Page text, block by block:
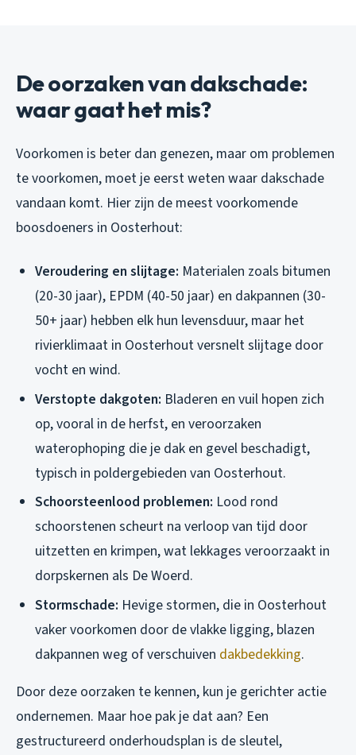
De oorzaken van dakschade:
waar gaat het mis?
Voorkomen is beter dan genezen, maar om problemen
te voorkomen, moet je eerst weten waar dakschade
vandaan komt. Hier zijn de meest voorkomende
boosdoeners in Oosterhout:
Veroudering en slijtage: Materialen zoals bitumen
(20-30 jaar), EPDM (40-50 jaar) en dakpannen (30-
50+ jaar) hebben elk hun levensduur, maar het
rivierklimaat in Oosterhout versnelt slijtage door
vocht en wind.
Verstopte dakgoten: Bladeren en vuil hopen zich
op, vooral in de herfst, en veroorzaken
waterophoping die je dak en gevel beschadigt,
typisch in poldergebieden van Oosterhout.
Schoorsteenlood problemen: Lood rond
schoorstenen scheurt na verloop van tijd door
uitzetten en krimpen, wat lekkages veroorzaakt in
dorpskernen als De Woerd.
Stormschade: Hevige stormen, die in Oosterhout
vaker voorkomen door de vlakke ligging, blazen
dakpannen weg of verschuiven dakbedekking.
Door deze oorzaken te kennen, kun je gerichter actie
ondernemen. Maar hoe pak je dat aan? Een
gestructureerd onderhoudsplan is de sleutel,